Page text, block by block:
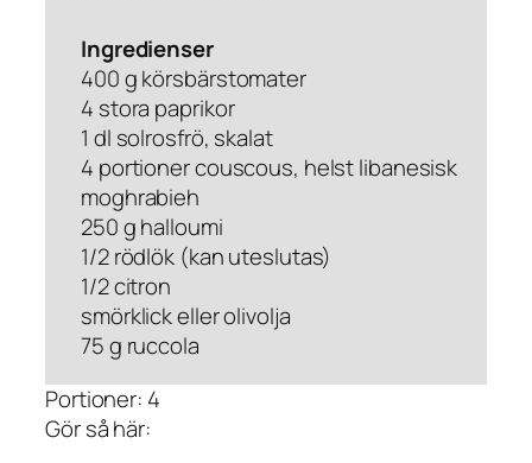
Ingredienser
400 g körsbärstomater
4 stora paprikor
1 dl solrosfrö, skalat
4 portioner couscous, helst libanesisk
moghrabieh
250 g halloumi
1/2 rödlök (kan uteslutas)
1/2 citron
smörklick eller olivolja
75 g ruccola
Portioner: 4
Gör så här: